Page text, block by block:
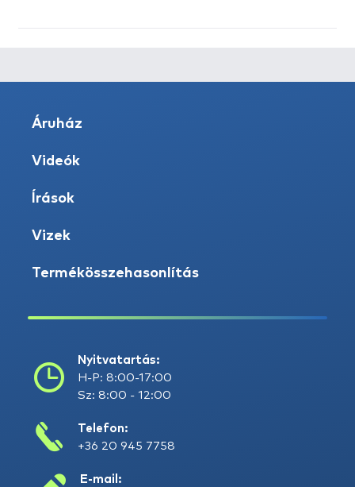
Áruház
Videók
Írások
Vizek
Termékösszehasonlítás
Nyitvatartás:
H-P: 8:00-17:00
Sz: 8:00 - 12:00
Telefon:
+36 20 945 7758
E-mail: